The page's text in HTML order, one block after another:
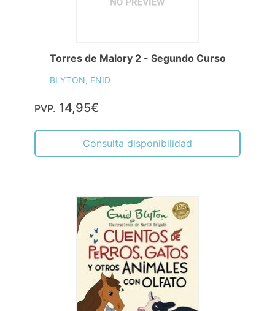
Torres de Malory 2 - Segundo Curso
BLYTON, ENID
PVP. 14,95€
Consulta disponibilidad